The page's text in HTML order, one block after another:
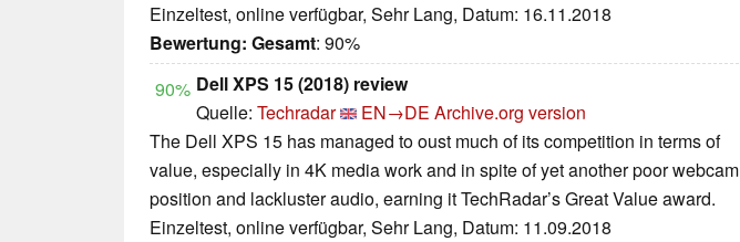
Einzeltest, online verfügbar, Sehr Lang, Datum: 16.11.2018
Bewertung: Gesamt: 90%
90% Dell XPS 15 (2018) review
Quelle: Techradar EN→DE Archive.org version
The Dell XPS 15 has managed to oust much of its competition in terms of
value, especially in 4K media work and in spite of yet another poor webcam
position and lackluster audio, earning it TechRadar’s Great Value award.
Einzeltest, online verfügbar, Sehr Lang, Datum: 11.09.2018